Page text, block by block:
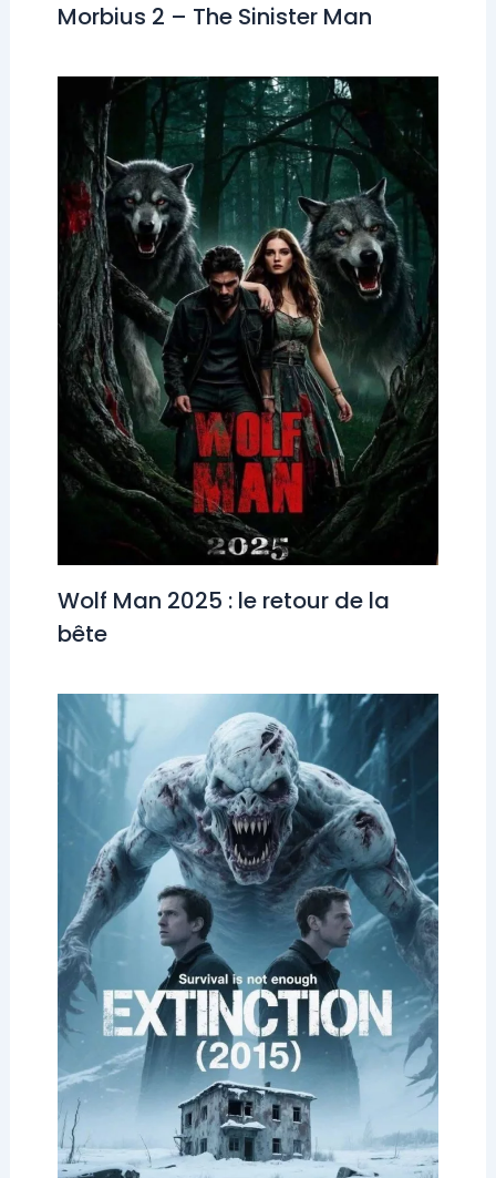
Morbius 2 – The Sinister Man
Wolf Man 2025 : le retour de la
bête